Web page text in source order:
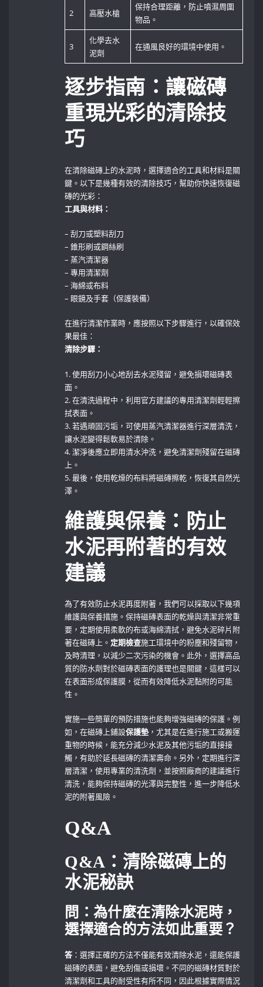
2 高壓水槍
保持合理距離，防止噴濕周圍
物品。
3
化學去水
泥劑
在通風良好的環境中使用。
逐步指南：讓磁磚
重現光彩的清除技
巧
在清除磁磚上的水泥時，選擇適合的工具和材料是關
鍵。以下是幾種有效的清除技巧，幫助你快速恢復磁
磚的光彩：
工具與材料：
– 刮刀或塑料刮刀
– 錐形刷或鋼絲刷
– 蒸汽清潔器
– 專用清潔劑
– 海綿或布料
– 眼鏡及手套（保護裝備）
在進行清潔作業時，應按照以下步驟進行，以確保效
果最佳：
清除步驟：
1. ⁤使用刮刀小心地刮去水泥殘留，避免損壞磁磚表
面。
2. 在清洗過程中，利用官方建議的專用清潔劑輕輕擦
拭表面。
3. 若遇頑固污垢，可使用蒸汽清潔器進行深層清洗，
讓水泥變得鬆軟易於清除。
4. ​潔淨後應立即用清水沖洗，避免清潔劑殘留在磁磚
上。
5. 最後，使用乾燥的布料將磁磚擦乾，恢復其自然光
澤。
維護與保養：防止
水泥再附著的有效
建議
為了有效防止水泥再度附著，我們可以採取以下幾項
維護與保養措施。保持磁磚表面的乾燥與清潔非常重
要，定期使用柔軟的布或海綿清拭，避免水泥碎片附
著在磁磚上。 定期檢查施工環境中的粉塵和殘留物，
及時清理，以減少二次污染的機會。此外，選擇高品
質的防水劑對於磁磚表面的護理也是關鍵，這樣可以
在表面形成保護膜，從而有效降低水泥黏附的可能
性。
實施一些簡單的預防措施也能夠增強磁磚的保護。例
如，在磁磚上鋪設保護墊 ，尤其是在進行施工或搬運
重物的時候，能充分減少水泥及其他污垢的直接接
觸，有助於延長磁磚的清潔壽命。另外，定期進行深
層清潔，使用專業的清洗劑，並按照廠商的建議進行
清洗，能夠保持磁磚的光澤與完整性，進一步降低水
泥的附著風險。
Q&A
Q&A：清除磁磚上的
水泥秘訣
問：為什麼在清除水泥時，
選擇適合的方法如此重要？
答 ：選擇正確的方法不僅能有效清除水泥，還能保護
磁磚的表面，避免刮傷或損壞。不同的磁磚材質對於
清潔劑和工具的耐受性有所不同，因此根據實際情況